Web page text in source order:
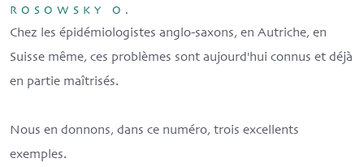
ROSOWSKY O.
Chez les épidémiologistes anglo-saxons, en Autriche, en
Suisse même, ces problèmes sont aujourd'hui connus et déjà
en partie maîtrisés.
Nous en donnons, dans ce numéro, trois excellents
exemples.